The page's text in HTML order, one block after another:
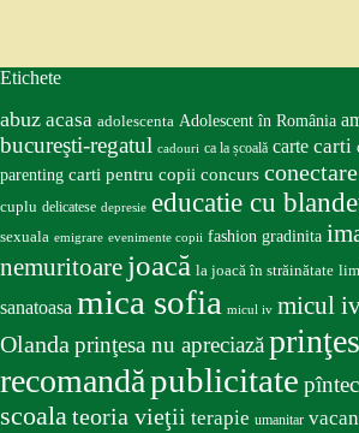
Etichete
abuz acasa adolescenta Adolescent în România
bucureşti-regatul cadouri ca la școală carte carti
parenting carti pentru copii concurs conectare
cuplu delicatese depresie educatie cu
sexuala emigrare evenimente copii fashion gradinita
nemuritoare joacă la joacă în străinătate
sanatoasa mica sofia micul iv micul
Olandaprinţesa nu apreciază
recomandăpublicitate pîntec
scoalateoria vieţii terapie umanitar